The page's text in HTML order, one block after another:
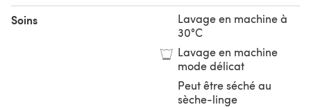
Soins
Lavage en machine à
30°C
Lavage en machine
mode délicat
Peut être séché au
sèche-linge